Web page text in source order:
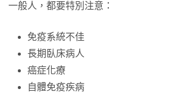
一般人，都要特別注意：
免疫系統不佳
長期臥床病人
癌症化療
自體免疫疾病